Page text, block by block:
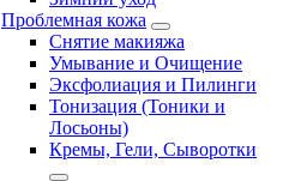
Проблемная кожа
Снятие макияжа
Умывание и Очищение
Эксфолиация и Пилинги
Тонизация (Тоники и
Лосьоны)
Кремы, Гели, Сыворотки